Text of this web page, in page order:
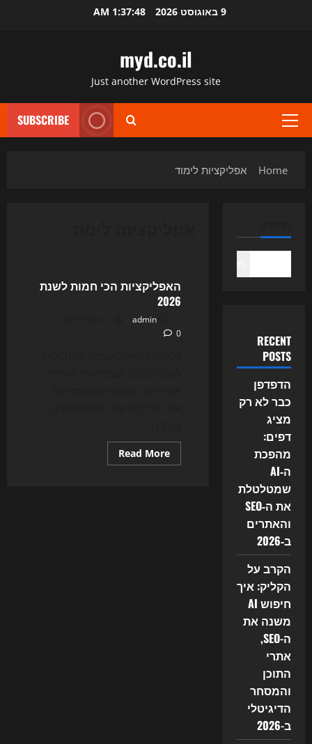
9 באוגוסט 2026 1:37:48 AM
myd.co.il
Just another WordPress site
Primary
SUBSCRIBE
Home אפליקציות לימוד
האפליקציות הכי חמות לשנת
2026
admin
0
Read More
more
RECENT
POSTS
הדפדפן
כבר לא רק
מציג
דפים:
מהפכת
ה‑AI
שמטלטלת
את ה‑SEO
והאתרים
ב‑2026
הקרב על
הקליק: איך
חיפוש AI
משנה את
ה-SEO,
אתרי
התוכן
והמסחר
הדיגיטלי
ב-2026